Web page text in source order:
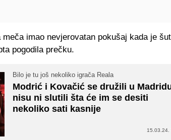
imao nevjerovatan pokušaj kada je
pogodila prečku.
Bilo je tu još nekoliko igrača Reala
Modrić i Kovačić se družili u
nisu ni slutili šta će im se desiti
nekoliko sati kasnije
15.03.24.